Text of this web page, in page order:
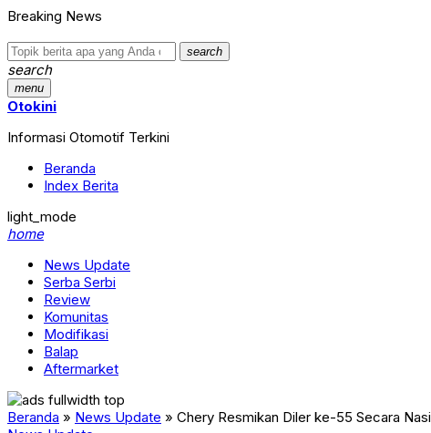
Breaking News
search
search
menu
Otokini
Informasi Otomotif Terkini
Beranda
Index Berita
light_mode
home
News Update
Serba Serbi
Review
Komunitas
Modifikasi
Balap
Aftermarket
Beranda » News Update » Chery Resmikan Diler ke-55 Secara